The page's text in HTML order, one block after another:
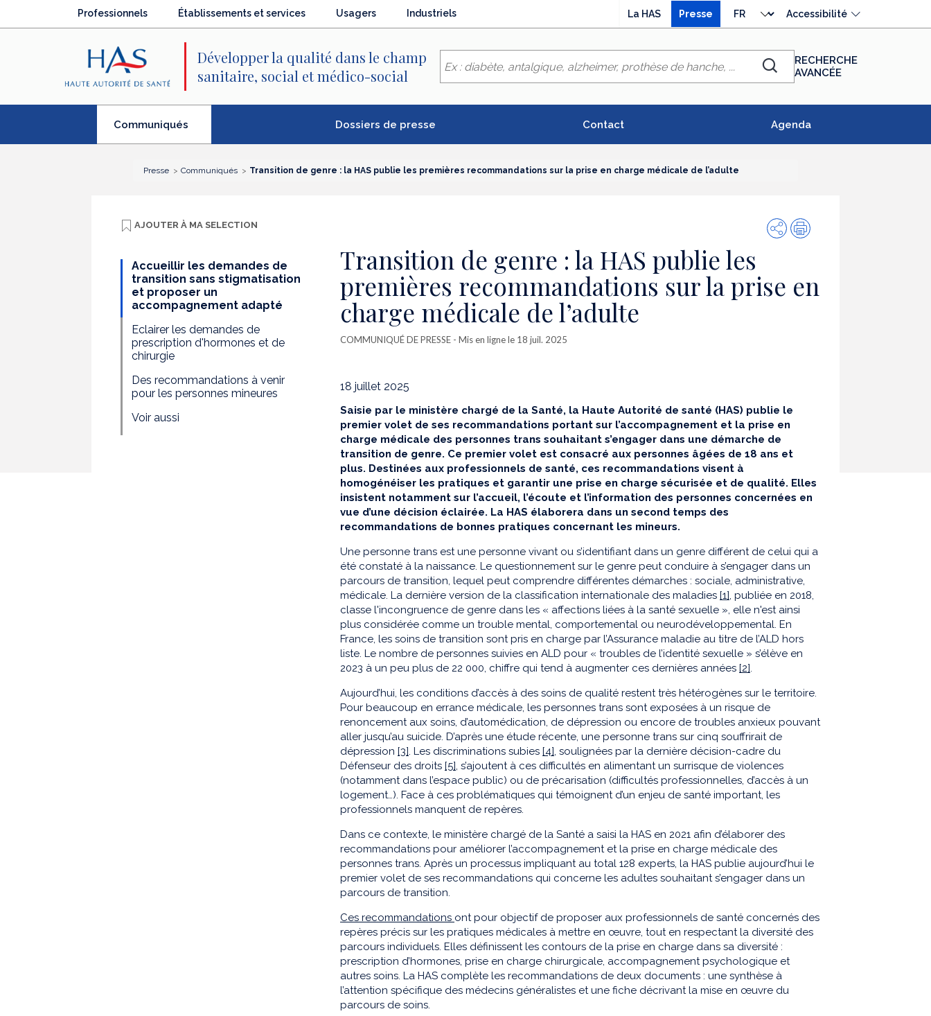
Professionnels Établissements et services Usagers Industriels La HAS Presse
langue
Accessibilité
Développer la qualité dans le champ
sanitaire, social et médico-social
Chercher
RECHERCHE
AVANCÉE
Communiqués(élément
Dossiers de presse Contact Agenda
Presse Communiqués Transition de genre : la HAS publie les premières recommandations sur la prise en charge médicale de l’adulte
AJOUTER À MA SELECTION
Accueillir les demandes de
transition sans stigmatisation
et proposer un
accompagnement adapté
Eclairer les demandes de
prescription d'hormones et de
chirurgie
Des recommandations à venir
pour les personnes mineures
Voir aussi
PartagerImpression
Transition de genre : la HAS publie les
premières recommandations sur la prise en
charge médicale de l’adulte
COMMUNIQUÉ DE PRESSE - Mis en ligne le 18 juil. 2025
18 juillet 2025
Saisie par le ministère chargé de la Santé, la Haute Autorité de santé (HAS) publie le
premier volet de ses recommandations portant sur l’accompagnement et la prise en
charge médicale des personnes trans souhaitant s’engager dans une démarche de
transition de genre. Ce premier volet est consacré aux personnes âgées de 18 ans et
plus. Destinées aux professionnels de santé, ces recommandations visent à
homogénéiser les pratiques et garantir une prise en charge sécurisée et de qualité. Elles
insistent notamment sur l’accueil, l’écoute et l’information des personnes concernées en
vue d’une décision éclairée. La HAS élaborera dans un second temps des
recommandations de bonnes pratiques concernant les mineurs.
Une personne trans est une personne vivant ou s’identifiant dans un genre différent de celui qui a
été constaté à la naissance. Le questionnement sur le genre peut conduire à s’engager dans un
parcours de transition, lequel peut comprendre différentes démarches : sociale, administrative,
médicale. La dernière version de la classification internationale des maladies [1], publiée en 2018,
classe l'incongruence de genre dans les « affections liées à la santé sexuelle », elle n'est ainsi
plus considérée comme un trouble mental, comportemental ou neurodéveloppemental. En
France, les soins de transition sont pris en charge par l’Assurance maladie au titre de l’ALD hors
liste. Le nombre de personnes suivies en ALD pour « troubles de l’identité sexuelle » s’élève en
2023 à un peu plus de 22 000, chiffre qui tend à augmenter ces dernières années [2].
Aujourd’hui, les conditions d’accès à des soins de qualité restent très hétérogènes sur le territoire.
Pour beaucoup en errance médicale, les personnes trans sont exposées à un risque de
renoncement aux soins, d’automédication, de dépression ou encore de troubles anxieux pouvant
aller jusqu’au suicide. D’après une étude récente, une personne trans sur cinq souffrirait de
dépression [3]. Les discriminations subies [4], soulignées par la dernière décision-cadre du
Défenseur des droits [5], s’ajoutent à ces difficultés en alimentant un surrisque de violences
(notamment dans l’espace public) ou de précarisation (difficultés professionnelles, d’accès à un
logement…). Face à ces problématiques qui témoignent d’un enjeu de santé important, les
professionnels manquent de repères.
Dans ce contexte, le ministère chargé de la Santé a saisi la HAS en 2021 afin d’élaborer des
recommandations pour améliorer l’accompagnement et la prise en charge médicale des
personnes trans. Après un processus impliquant au total 128 experts, la HAS publie aujourd’hui le
premier volet de ses recommandations qui concerne les adultes souhaitant s’engager dans un
parcours de transition.
Ces recommandations ont pour objectif de proposer aux professionnels de santé concernés des
repères précis sur les pratiques médicales à mettre en œuvre, tout en respectant la diversité des
parcours individuels. Elles définissent les contours de la prise en charge dans sa diversité :
prescription d’hormones, prise en charge chirurgicale, accompagnement psychologique et
autres soins. La HAS complète les recommandations de deux documents : une synthèse à
l’attention spécifique des médecins généralistes et une fiche décrivant la mise en œuvre du
parcours de soins.